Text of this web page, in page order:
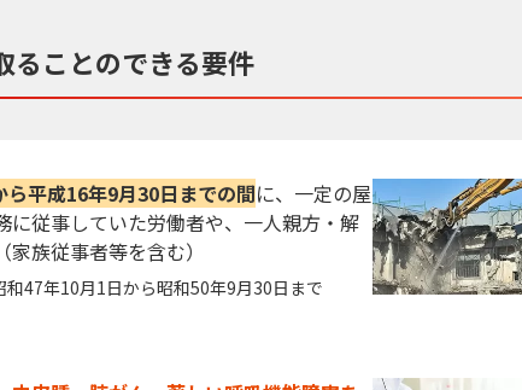
ることのできる要件
平成16年9月30日までの間に、一定の屋
に従事していた労働者や、一人親方・解
族従事者等を含む）
和47年10月1日から昭和50年9月30日まで